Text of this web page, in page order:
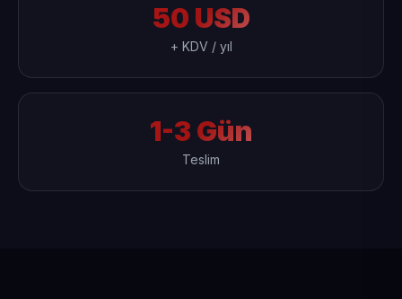
50 USD
+ KDV / yıl
1-3 Gün
Teslim